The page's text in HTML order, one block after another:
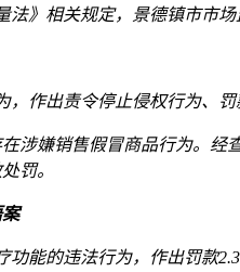
》相关规定，景德镇市市
作出责令停止侵权行为、罚
涉嫌销售假冒商品行为。
罚。
案
能的违法行为，作出罚款